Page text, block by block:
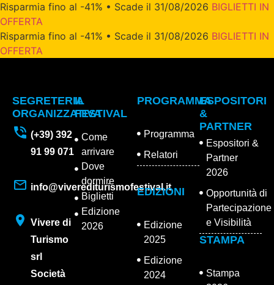
Risparmia fino al -41% • Scade il 31/08/2026 BIGLIETTI IN
OFFERTA
Risparmia fino al -41% • Scade il 31/08/2026 BIGLIETTI IN
OFFERTA
SEGRETERIA
ORGANIZZATIVA
(+39) 392
91 99 071
info@viverediturismofestival.it
Vivere di
Turismo
srl
Società
IL
FESTIVAL
Come
arrivare
Dove
dormire
Biglietti
Edizione
2026
PROGRAMMA
Programma
Relatori
EDIZIONI
Edizione
2025
Edizione
2024
ESPOSITORI
&
PARTNER
Espositori &
Partner
2026
Opportunità di
Partecipazione
e Visibilità
STAMPA
Stampa